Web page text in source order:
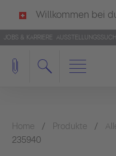
Willkommen bei
deutsch als Ihre Sprache
Français Italiano
JOBS & KARRIERE
Home Produkte
235940